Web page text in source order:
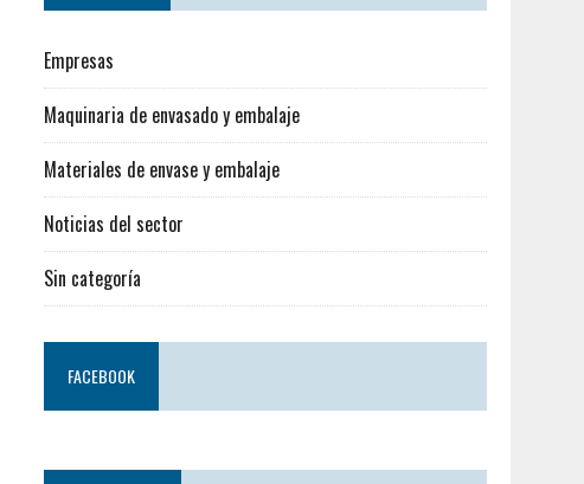
Empresas
Maquinaria de envasado y embalaje
Materiales de envase y embalaje
Noticias del sector
Sin categoría
FACEBOOK